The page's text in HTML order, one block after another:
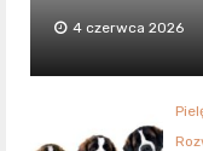
4 czerwca 2026